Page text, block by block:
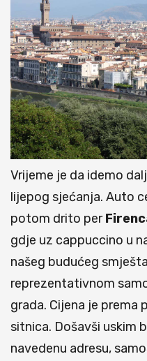
Vrijeme je da idemo
lijepog sjećanja. Auto
potom drito per
gdje uz cappuccino u
našeg budućeg
reprezentativnom
grada. Cijena je prema
sitnica. Došavši uskim
navedenu adresu,